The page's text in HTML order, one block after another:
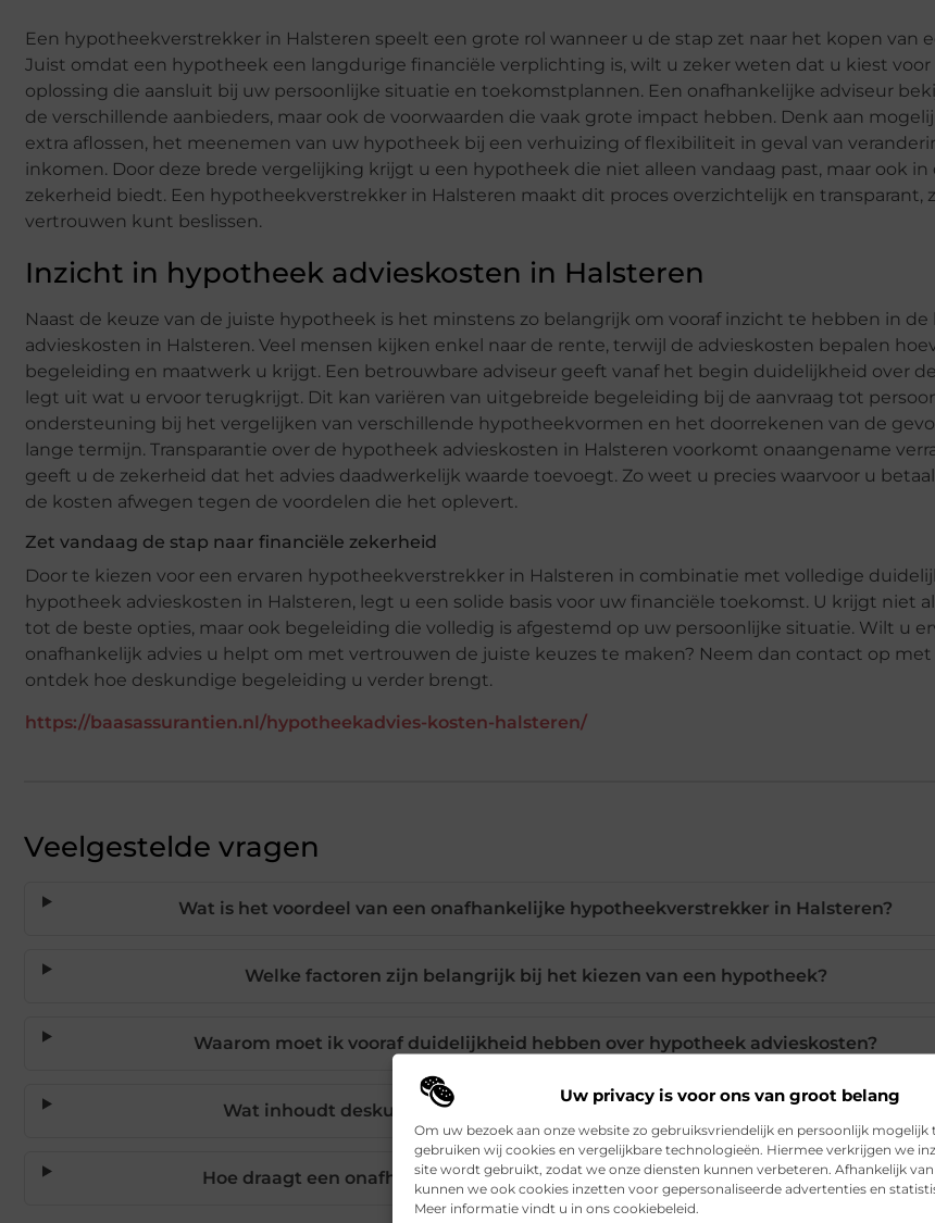
Uw privacy is voor ons van groot belang
Om uw bezoek aan onze website zo gebruiksvriendelijk en persoonlijk mogelijk
gebruiken wij cookies en vergelijkbare technologieën. Hiermee verkrijgen we
site wordt gebruikt, zodat we onze diensten kunnen verbeteren. Afhankelijk
kunnen we ook cookies inzetten voor gepersonaliseerde advertenties en
Meer informatie vindt u in ons cookiebeleid.
Een hypotheekverstrekker in Halsteren speelt een grote rol wanneer u de stap zet naar het kopen van
Juist omdat een hypotheek een langdurige financiële verplichting is, wilt u zeker weten dat u kiest voor
oplossing die aansluit bij uw persoonlijke situatie en toekomstplannen. Een onafhankelijke adviseur
de verschillende aanbieders, maar ook de voorwaarden die vaak grote impact hebben. Denk aan
extra aflossen, het meenemen van uw hypotheek bij een verhuizing of flexibiliteit in geval van
inkomen. Door deze brede vergelijking krijgt u een hypotheek die niet alleen vandaag past, maar ook
zekerheid biedt. Een hypotheekverstrekker in Halsteren maakt dit proces overzichtelijk en transparant,
vertrouwen kunt beslissen.
Inzicht in hypotheek advieskosten in Halsteren
Naast de keuze van de juiste hypotheek is het minstens zo belangrijk om vooraf inzicht te hebben in
advieskosten in Halsteren. Veel mensen kijken enkel naar de rente, terwijl de advieskosten bepalen
begeleiding en maatwerk u krijgt. Een betrouwbare adviseur geeft vanaf het begin duidelijkheid over
legt uit wat u ervoor terugkrijgt. Dit kan variëren van uitgebreide begeleiding bij de aanvraag tot
ondersteuning bij het vergelijken van verschillende hypotheekvormen en het doorrekenen van de
lange termijn. Transparantie over de hypotheek advieskosten in Halsteren voorkomt onaangename
geeft u de zekerheid dat het advies daadwerkelijk waarde toevoegt. Zo weet u precies waarvoor u
de kosten afwegen tegen de voordelen die het oplevert.
Zet vandaag de stap naar financiële zekerheid
Door te kiezen voor een ervaren hypotheekverstrekker in Halsteren in combinatie met volledige
hypotheek advieskosten in Halsteren, legt u een solide basis voor uw financiële toekomst. U krijgt niet
tot de beste opties, maar ook begeleiding die volledig is afgestemd op uw persoonlijke situatie. Wilt u
onafhankelijk advies u helpt om met vertrouwen de juiste keuzes te maken? Neem dan contact op met
ontdek hoe deskundige begeleiding u verder brengt.
https://baasassurantien.nl/hypotheekadvies-kosten-halsteren/
Veelgestelde vragen
Wat is het voordeel van een onafhankelijke hypotheekverstrekker in Halsteren?
Welke factoren zijn belangrijk bij het kiezen van een hypotheek?
Waarom moet ik vooraf duidelijkheid hebben over hypotheek advieskosten?
Wat inhoudt deskundige begeleiding van een hypotheekverstrekker?
Hoe draagt een onafhankelijke adviseur bij aan mijn financiële zekerheid?